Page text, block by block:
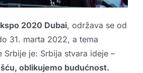
2020 Dubai, održava se od
31. marta 2022, a tema
Srbije je: Srbija stvara ideje –
oblikujemo budućnost.